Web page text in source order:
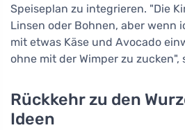
Speiseplan zu integrieren. "Die
Linsen oder Bohnen, aber wenn
mit etwas Käse und Avocado
ohne mit der Wimper zu zucken",
Rückkehr zu den
Ideen